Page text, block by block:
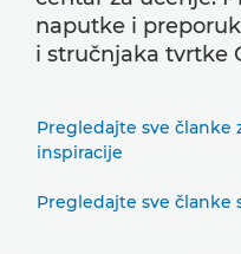
naputke i
i stručnjaka tvrtke
Pregledajte sve članke
inspiracije
Pregledajte sve članke